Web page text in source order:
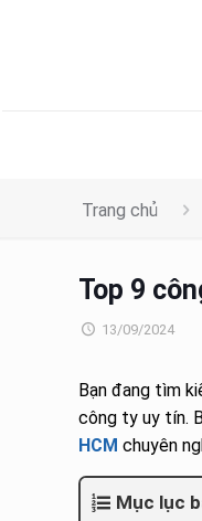
Trang chủ
Top 9
13/09/2024
Bạn đang tìm
công ty uy tín.
HCM chuyên
Mục lục